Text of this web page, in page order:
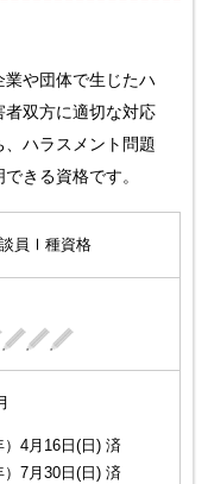
業や団体で生じたハ
双方に適切な対応
ハラスメント問題
きる資格です。
員Ⅰ種資格
4月16日(日) 済
7月30日(日) 済